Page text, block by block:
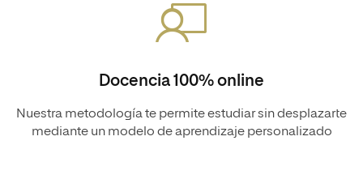
Docencia 100% online
Nuestra metodología te permite estudiar sin desplazarte
mediante un modelo de aprendizaje personalizado